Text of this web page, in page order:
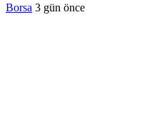
Borsa 3 gün önce